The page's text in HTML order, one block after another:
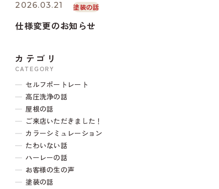
2026.03.21 塗装の話
仕様変更のお知らせ
カテゴリ
CATEGORY
セルフポートレート
高圧洗浄の話
屋根の話
ご来店いただきました！
カラーシミュレーション
たわいない話
ハーレーの話
お客様の生の声
塗装の話